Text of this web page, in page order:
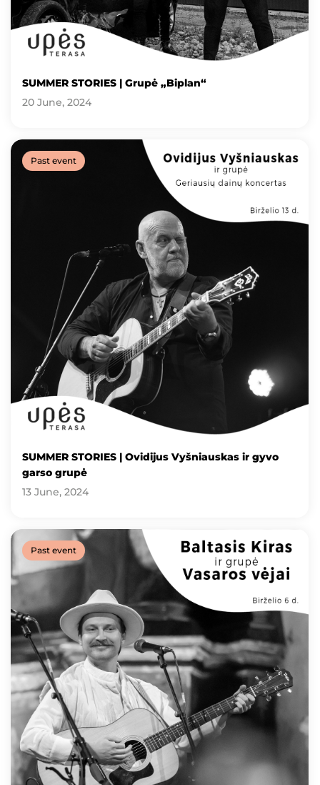
SUMMER STORIES | Grupė „Biplan“
20 June, 2024
Past event
SUMMER STORIES | Ovidijus Vyšniauskas ir gyvo
garso grupė
13 June, 2024
Past event